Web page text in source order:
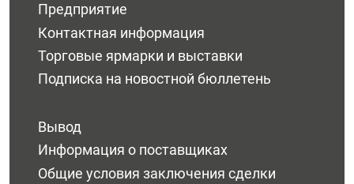
Предприятие
Контактная информация
Торговые ярмарки и выставки
Подписка на новостной бюллетень
Вывод
Информация о поставщиках
Общие условия заключения сделки